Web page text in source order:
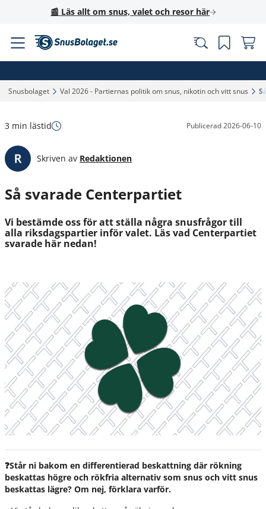
📰 Läs allt om snus, valet och resor här
Snusbolaget‎ Val 2026 - Partiernas politik om snus, nikotin och vitt snus‎
3 min lästid Publicerad2026-06-10
Skriven av Redaktionen
Så svarade Centerpartiet
Vi bestämde oss för att ställa några snusfrågor till
alla riksdagspartier inför valet. Läs vad Centerpartiet
svarade här nedan!
❓Står ni bakom en differentierad beskattning där rökning
beskattas högre och rökfria alternativ som snus och vitt snus
beskattas lägre? Om nej, förklara varför.